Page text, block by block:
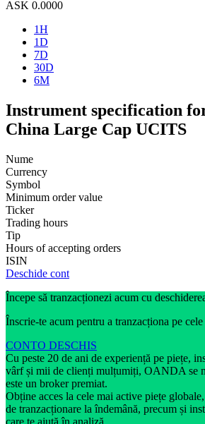
ASK 0.0000
1H
1D
7D
30D
6M
Instrument specification
China Large Cap UCITS
Nume
Currency
Symbol
Minimum order value
Ticker
Trading hours
Tip
Hours of accepting orders
ISIN
Deschide cont
Începe să tranzacționezi acum cu
Înscrie-te acum pentru a tranzacționa pe
CONTO DESCHIS
Cu peste 20 de ani de experiență pe piețe,
vârf și mii de clienți mulțumiți, OANDA se
este un broker premiat.
Obține acces la cele mai active piețe
de tranzacționare la îndemână, precum și
care te ajută în analiză.